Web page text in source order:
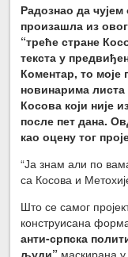
Радознао да
произашла из
“треће стране
текста у
Коментар, то моје
новинарима листа
Косова који није
после пет дана.
као оцену тог
“Ја знам али по
са Косова и
Што се самог
конструисана
анти-српска
људи” маскирана